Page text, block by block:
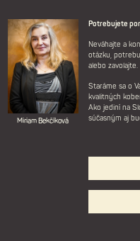
Miriam Bekčíková
Potrebujete
Neváhajte a
otázku,
alebo zavolajte.
Staráme sa o
kvalitných
Ako jediní na
súčasným aj